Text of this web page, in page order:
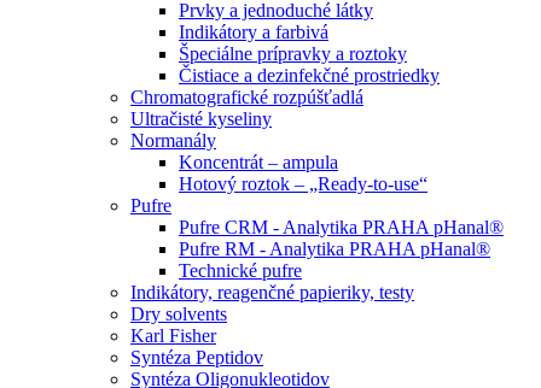
Prvky a jednoduché látky
Indikátory a farbivá
Špeciálne prípravky a roztoky
Čistiace a dezinfekčné prostriedky
Chromatografické rozpúšťadlá
Ultračisté kyseliny
Normanály
Koncentrát – ampula
Hotový roztok – „Ready-to-use“
Pufre
Pufre CRM - Analytika PRAHA pHanal®
Pufre RM - Analytika PRAHA pHanal®
Technické pufre
Indikátory, reagenčné papieriky, testy
Dry solvents
Karl Fisher
Syntéza Peptidov
Syntéza Oligonukleotidov